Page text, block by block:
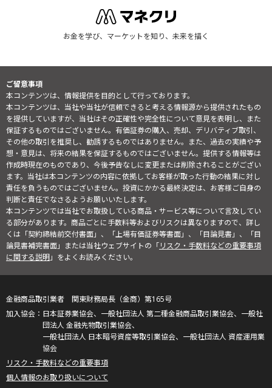
お金を学び、マーケットを知り、未来を描く
ご留意事項
本コンテンツは、情報提供を目的として行っております。
本コンテンツは、当社や当社が信頼できると考える情報源から提供されたもの
を提供していますが、当社はその正確性や完全性について意見を表明し、また
保証するものではございません。有価証券の購入、売却、デリバティブ取引、
その他の取引を推奨し、勧誘するものではありません。また、過去の実績や予
想・意見は、将来の結果を保証するものではございません。提供する情報等は
作成時現在のものであり、今後予告なしに変更または削除されることがござい
ます。当社は本コンテンツの内容に依拠してお客様が取った行動の結果に対し
責任を負うものではございません。投資にかかる最終決定は、お客様ご自身の
判断と責任でなさるようお願いいたします。
本コンテンツでは当社でお取扱している商品・サービス等について言及してい
る部分があります。商品ごとに手数料等およびリスクは異なりますので、詳し
くは「契約締結前交付書面」、「上場有価証券等書面」、「目論見書」、「目
論見書補完書面」または当社ウェブサイトの「リスク・手数料などの重要事項
に関する説明」をよくお読みください。
金融商品取引業者 関東財務局長（金商）第165号
日本証券業協会、一般社団法人 第二種金融商品取引業協会、一般社
団法人 金融先物取引業協会、
一般社団法人 日本暗号資産等取引業協会、一般社団法人 資産運用業
協会
リスク・手数料などの重要事項
個人情報のお取り扱いについて